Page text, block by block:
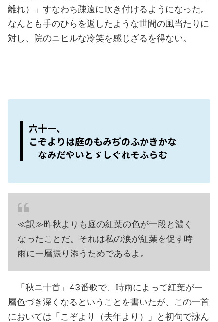
離れ）」すなわち疎遠に吹き付けるようになった。
なんとも手のひらを返したような世間の風当たりに
対し、院のニヒルな冷笑を感じざるを得ない。
六十一、
こぞよりは庭のもみぢのふかきかな
なみだやいとゞしぐれそふらむ
≪訳≫昨秋よりも庭の紅葉の色が一段と濃く
なったことだ。それは私の涙が紅葉を促す時
雨に一層振り添うためであるよ。
「秋ニ十首」43番歌で、時雨によって紅葉が一
層色づき深くなるということを書いたが、この一首
においては「こぞより（去年より）」と初句で詠ん